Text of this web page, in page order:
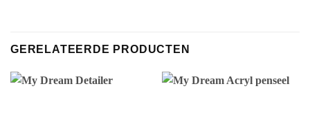
GERELATEERDE PRODUCTEN